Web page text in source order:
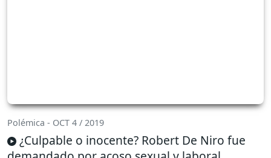
Polémica - OCT 4 / 2019
¿Culpable o inocente? Robert De Niro fue